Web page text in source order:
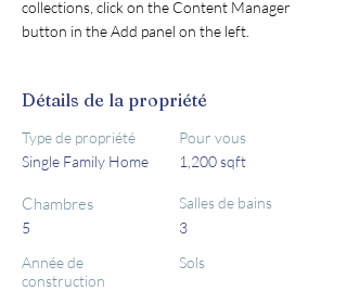
collections, click on the Content Manager
button in the Add panel on the left.
Détails de la propriété
Type de propriété
Single Family Home
Chambres
5
Année de
construction
Pour vous
1,200 sqft
Salles de bains
3
Sols